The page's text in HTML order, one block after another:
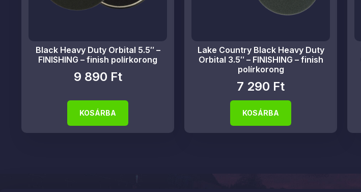
Black Heavy Duty Orbital 5.5″ –
FINISHING – finish polírkorong
9 890 Ft
KOSÁRBA
Lake Country Black Heavy Duty
Orbital 3.5″ – FINISHING – finish
polírkorong
7 290 Ft
KOSÁRBA